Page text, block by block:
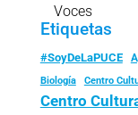
Voces
Etiquetas
#SoyDeLaPUCE
Biología
Centro
Centro